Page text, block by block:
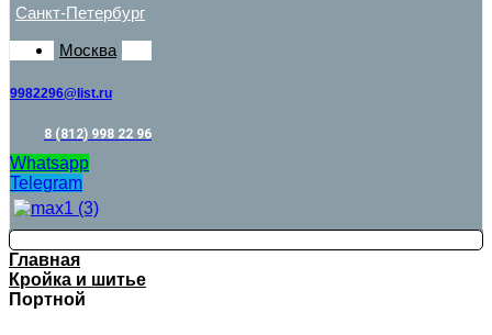
Санкт-Петербург
Москва
9982296@list.ru
8 (812) 998 22 96
Whatsapp
Telegram
Главная
Кройка и шитье
Портной